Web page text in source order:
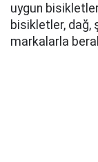
uygun
bisikletler, dağ,
markalarla